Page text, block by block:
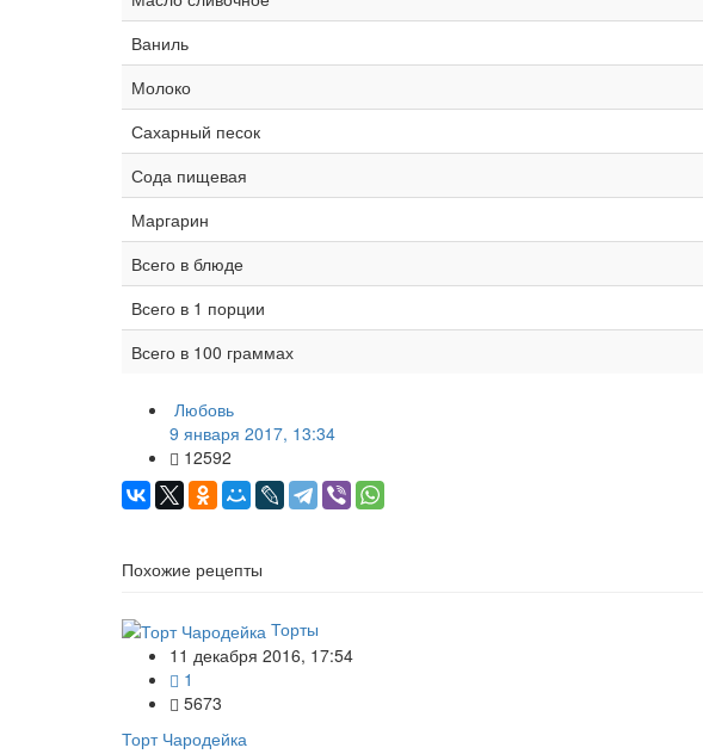
Ваниль
Молоко
Сахарный песок
Сода пищевая
Маргарин
Всего в блюде
Всего в 1 порции
Всего в 100 граммах
Любовь
9 января 2017, 13:34
12592
Похожие рецепты
Торты
11 декабря 2016, 17:54
1
5673
Торт Чародейка